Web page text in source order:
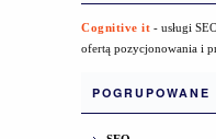
Cognitive it - usługi
ofertą pozycjonowania i
POGRUPOWANE